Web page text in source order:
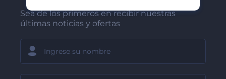
Sea de los primeros en recibir nuestras
últimas noticias y ofertas